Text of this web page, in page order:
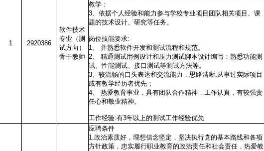
1 2920386
软件技术
专业（测
试方向）
骨干教师
教学；
3、依据个人经验和能力参与学校专业项目团队相关项目、课
题的技术设计、研究等任务。
岗位技能要求:
1、 并熟悉软件开发和测试流程和规范。
2、 精通测试用例设计和压力测试脚本设计编写；熟悉功能测
试、性能测试、接口测试等测试方法等。
3、较流畅的口头表达和交流能力，思路清晰,从事过实际项目
或有教学经历者优先；
4、 热爱教育事业，具有团队合作精神，工作认真，有较强责
任心和敬业精神。
工作经验:有3年以上的测试工作经验优先
应聘条件
1.政治素质好，理想信念坚定，坚决执行党的基本路线和各项
方针政策，忠实履行职业教育的政治责任和社会责任，热爱教